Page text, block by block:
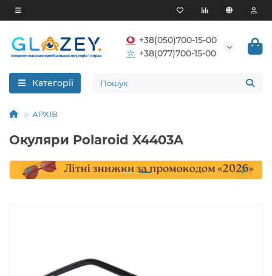
+38(050)700-15-00
+38(077)700-15-00
Категорії
АРХІВ
Окуляри Polaroid X4403A